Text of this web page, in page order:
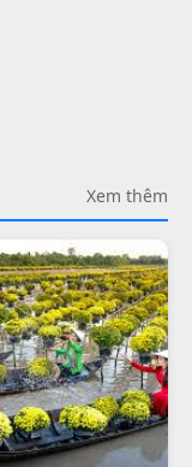
Xem thêm